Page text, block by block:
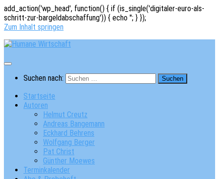
add_action('wp_head', function() { if (is_single('digitaler-euro-als-
schritt-zur-bargeldabschaffung')) { echo ''; } });
Zum Inhalt springen
Suchen nach:
Startseite
Autoren
Helmut Creutz
Andreas Bangemann
Eckhard Behrens
Wolfgang Berger
Pat Christ
Günther Moewes
Terminkalender